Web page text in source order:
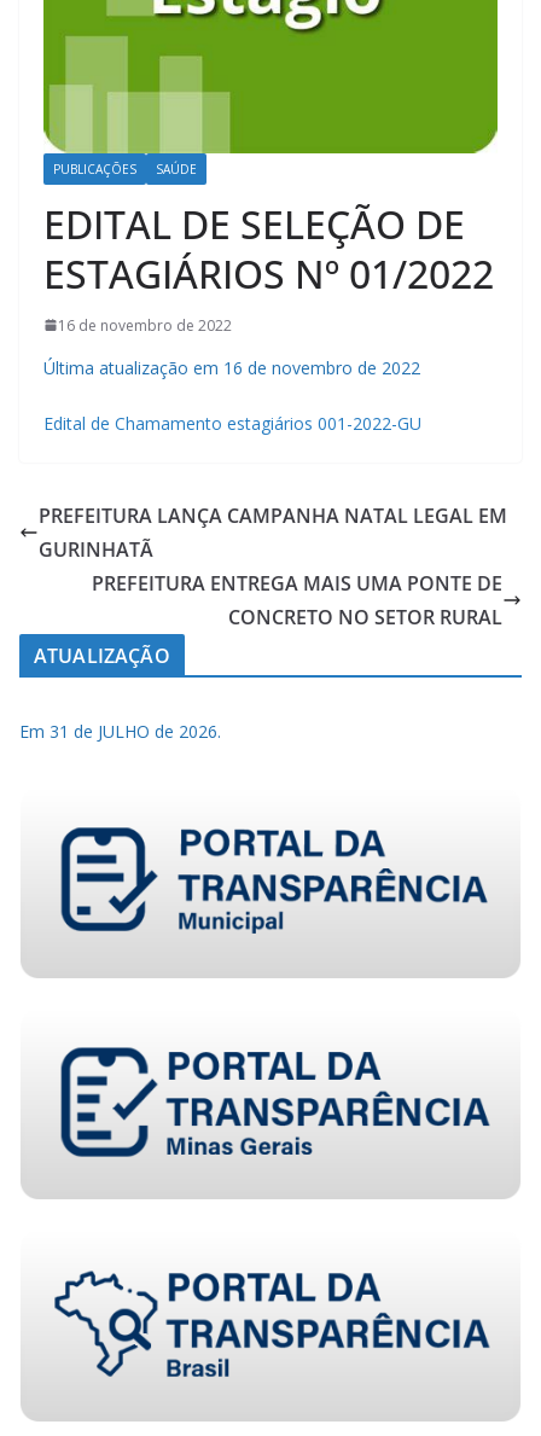
PUBLICAÇÕES SAÚDE
EDITAL DE SELEÇÃO DE
ESTAGIÁRIOS Nº 01/2022
16 de novembro de 2022
Última atualização em 16 de novembro de 2022
Edital de Chamamento estagiários 001-2022-GU
PREFEITURA LANÇA CAMPANHA NATAL LEGAL EM
GURINHATÃ
PREFEITURA ENTREGA MAIS UMA PONTE DE
CONCRETO NO SETOR RURAL
ATUALIZAÇÃO
Em 31 de JULHO de 2026.